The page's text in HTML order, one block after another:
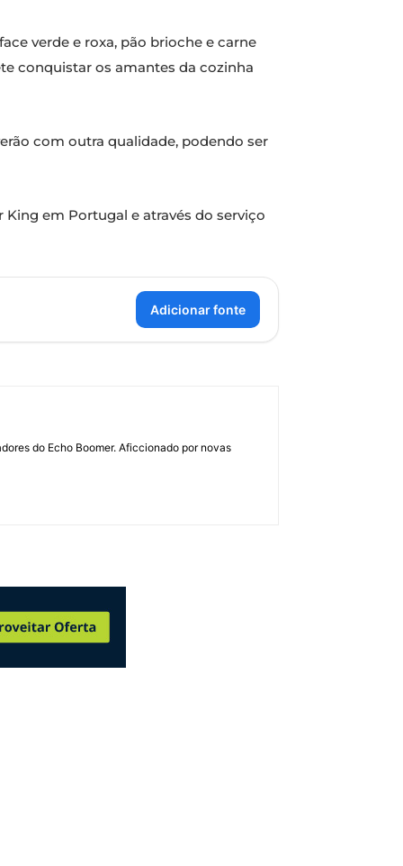
verde e roxa, pão brioche e carne
conquistar os amantes da cozinha
com outra qualidade, podendo ser
King em Portugal e através do serviço
Adicionar fonte
do Echo Boomer. Aficcionado por novas